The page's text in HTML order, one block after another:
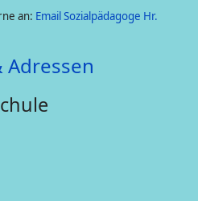
an: Email Sozialpädagoge Hr.